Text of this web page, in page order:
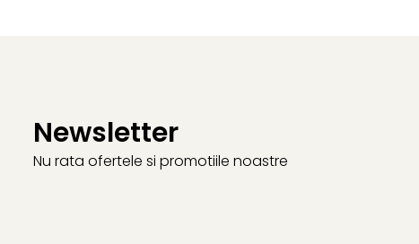
Newsletter
Nu rata ofertele si promotiile noastre